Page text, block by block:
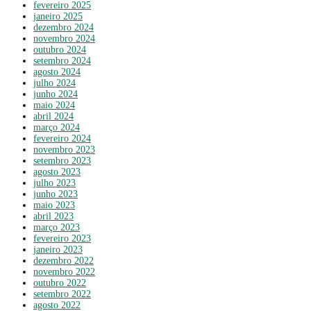
fevereiro 2025
janeiro 2025
dezembro 2024
novembro 2024
outubro 2024
setembro 2024
agosto 2024
julho 2024
junho 2024
maio 2024
abril 2024
março 2024
fevereiro 2024
novembro 2023
setembro 2023
agosto 2023
julho 2023
junho 2023
maio 2023
abril 2023
março 2023
fevereiro 2023
janeiro 2023
dezembro 2022
novembro 2022
outubro 2022
setembro 2022
agosto 2022